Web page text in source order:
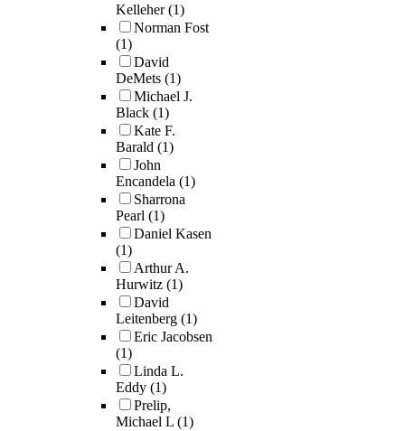
Kelleher(1)
Norman Fost
(1)
David
DeMets (1)
Michael J.
Black (1)
Kate F.
Barald (1)
John
Encandela (1)
Sharrona
Pearl (1)
Daniel Kasen
(1)
Arthur A.
Hurwitz (1)
David
Leitenberg (1)
Eric Jacobsen
(1)
Linda L.
Eddy (1)
Prelip,
Michael L (1)